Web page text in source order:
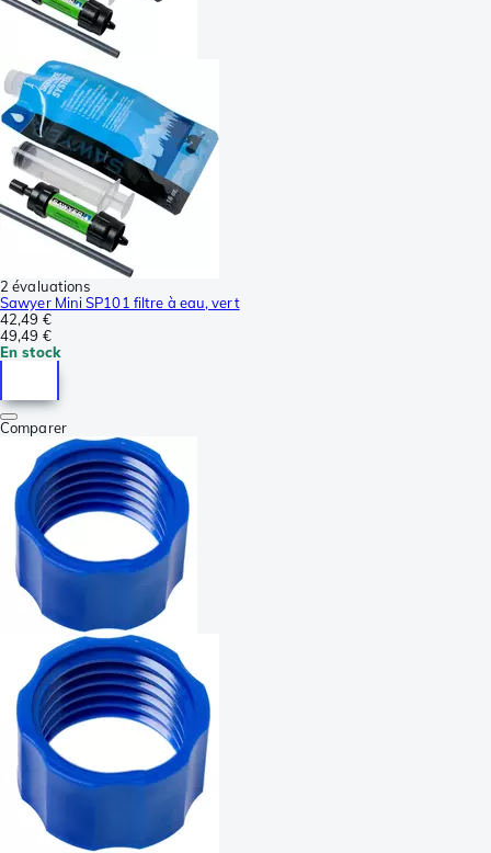
2 évaluations
Sawyer Mini SP101 filtre à eau, vert
42,49 €
49,49 €
En stock
Comparer